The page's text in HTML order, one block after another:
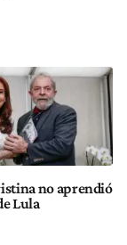
no aprendió
Lula